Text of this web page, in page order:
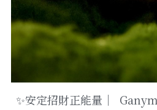
✨安定招財正能量｜